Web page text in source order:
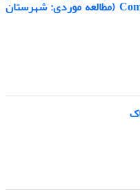
تخمین تابع تولید در لوبیا Common Bean (مطالعه موردی: شهرستان